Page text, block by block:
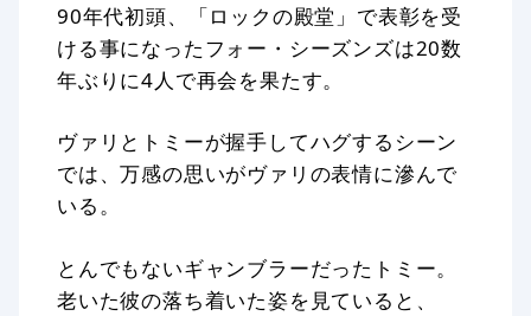
90年代初頭、「ロックの殿堂」で表彰を受
ける事になったフォー・シーズンズは20数
年ぶりに4人で再会を果たす。
ヴァリとトミーが握手してハグするシーン
では、万感の思いがヴァリの表情に滲んで
いる。
とんでもないギャンブラーだったトミー。
老いた彼の落ち着いた姿を見ていると、